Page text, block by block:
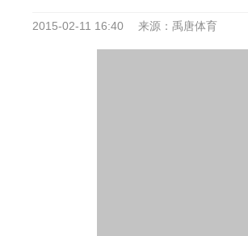
2015-02-11 16:40 来源：禹唐体育